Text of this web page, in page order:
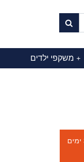
משקפי ילדים +